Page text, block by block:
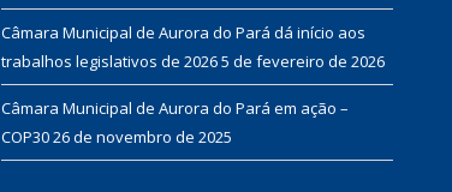
Câmara Municipal de Aurora do Pará dá início aos
trabalhos legislativos de 20265 de fevereiro de 2026
Câmara Municipal de Aurora do Pará em ação –
COP3026 de novembro de 2025